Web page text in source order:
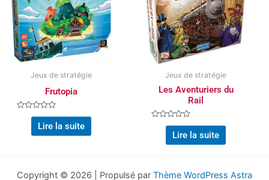
Jeux de stratégie
Frutopia
Note
Lire la suite
Jeux de stratégie
Les Aventuriers du
Rail
Note
Lire la suite
Copyright © 2026 | Propulsé par Thème WordPress Astra